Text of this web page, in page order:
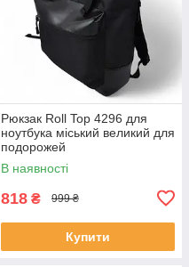
Рюкзак Roll Top 4296 для
ноутбука міський великий для
подорожей
В наявності
818 ₴ 999 ₴
Купити